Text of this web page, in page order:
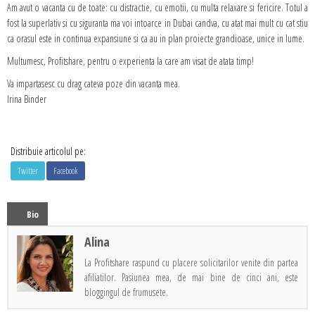
Am avut o vacanta cu de toate: cu distractie, cu emotii, cu multa relaxare si fericire. Totul a
fost la superlativ si cu siguranta ma voi intoarce in Dubai candva, cu atat mai mult cu cat stiu
ca orasul este in continua expansiune si ca au in plan proiecte grandioase, unice in lume.
Multumesc, Profitshare, pentru o experienta la care am visat de atata timp!
Va impartasesc cu drag cateva poze din vacanta mea.
Irina Binder
Distribuie articolul pe:
Twitter Facebook
Bio
Alina
La Profitshare raspund cu placere solicitarilor venite din partea
afiliatilor. Pasiunea mea, de mai bine de cinci ani, este
bloggingul de frumusete.